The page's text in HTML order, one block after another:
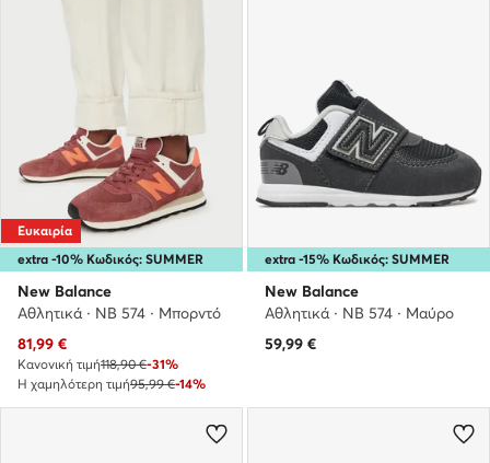
extra -10% Κωδικός: SUMMER
Ευκαιρία
New Balance
Αθλητικά · NB 574 · Μπορντό
Τρέχουσα τιμή
81,99 €
Κανονική τιμή118,90 €-31%
Η χαμηλότερη τιμή95,99 €-14%
extra -15% Κωδικός: SUMMER
New Balance
Αθλητικά · NB 574 · Μαύρο
59,99 €